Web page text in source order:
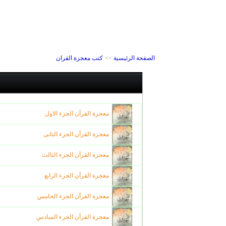
الصفحة الرئيسية >> كتب معجزة القران